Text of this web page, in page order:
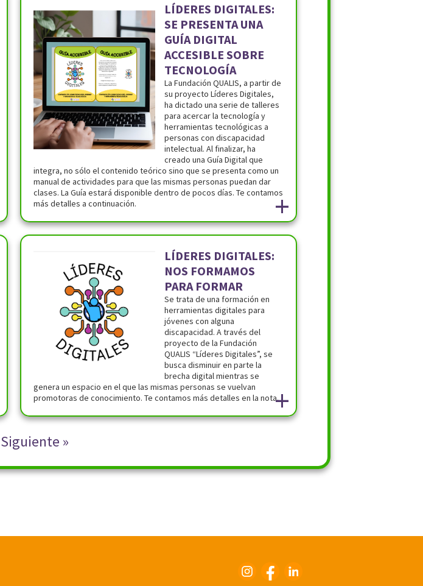
LÍDERES DIGITALES:
SE PRESENTA UNA
GUÍA DIGITAL
ACCESIBLE SOBRE
TECNOLOGÍA
La Fundación QUALIS, a partir de
su proyecto Líderes Digitales,
ha dictado una serie de talleres
para acercar la tecnología y
herramientas tecnológicas a
personas con discapacidad
intelectual. Al finalizar, ha
creado una Guía Digital que
integra, no sólo el contenido teórico sino que se presenta como un
manual de actividades para que las mismas personas puedan dar
clases. La Guía estará disponible dentro de pocos días. Te contamos
más detalles a continuación.
+
LÍDERES DIGITALES:
NOS FORMAMOS
PARA FORMAR
Se trata de una formación en
herramientas digitales para
jóvenes con alguna
discapacidad. A través del
proyecto de la Fundación
QUALIS “Líderes Digitales”, se
busca disminuir en parte la
brecha digital mientras se
genera un espacio en el que las mismas personas se vuelvan
promotoras de conocimiento. Te contamos más detalles en la nota.+
Siguiente »